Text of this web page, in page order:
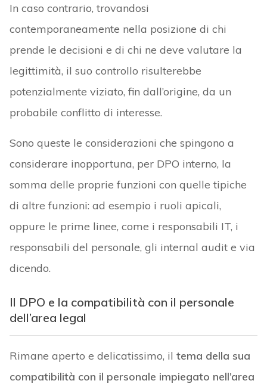
In caso contrario, trovandosi
contemporaneamente nella posizione di chi
prende le decisioni e di chi ne deve valutare la
legittimità, il suo controllo risulterebbe
potenzialmente viziato, fin dall’origine, da un
probabile conflitto di interesse.
Sono queste le considerazioni che spingono a
considerare inopportuna, per DPO interno, la
somma delle proprie funzioni con quelle tipiche
di altre funzioni: ad esempio i ruoli apicali,
oppure le prime linee, come i responsabili IT, i
responsabili del personale, gli internal audit e via
dicendo.
Il DPO e la compatibilità con il personale
dell’area legal
Rimane aperto e delicatissimo, il tema della sua
compatibilità con il personale impiegato nell’area